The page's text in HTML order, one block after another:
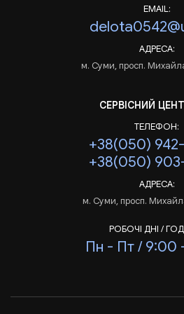
EMAIL:
АДРЕСА:
м. Суми, просп.
СЕРВІСНИЙ
ТЕЛЕФОН:
+38(050)
+38(050)
АДРЕСА:
м. Суми, просп.
РОБОЧІ ДНІ /
Пн - Пт / 9:00